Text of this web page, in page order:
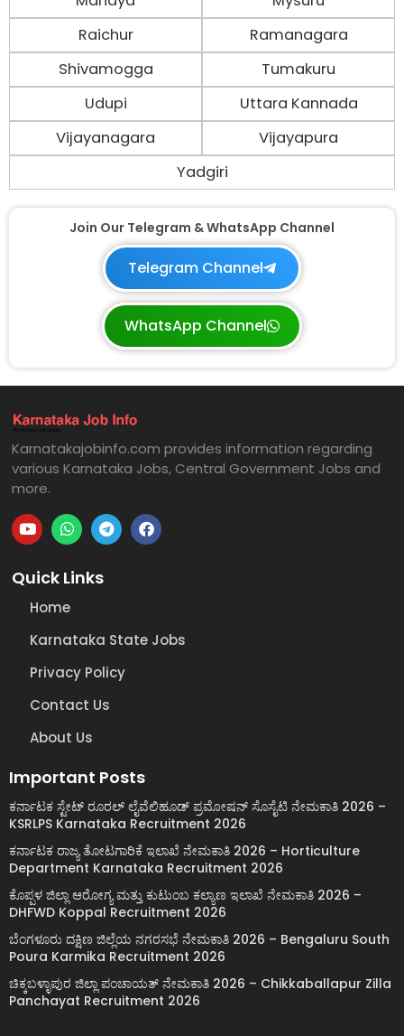
Raichur
Ramanagara
Shivamogga
Tumakuru
Udupi
Uttara Kannada
Vijayanagara
Vijayapura
Yadgiri
Join Our Telegram & WhatsApp Channel
Telegram Channel
WhatsApp Channel
Karnatakajobinfo.com provides information regarding
various Karnataka Jobs, Central Government Jobs and
more.
Quick Links
Home
Karnataka State Jobs
Privacy Policy
Contact Us
About Us
Important Posts
ಕರ್ನಾಟಕ ಸ್ಟೇಟ್ ರೂರಲ್ ಲೈವೆಲಿಹೂಡ್ ಪ್ರಮೋಷನ್ ಸೊಸೈಟಿ ನೇಮಕಾತಿ 2026 –
KSRLPS Karnataka Recruitment 2026
ಕರ್ನಾಟಕ ರಾಜ್ಯ ತೋಟಗಾರಿಕೆ ಇಲಾಖೆ ನೇಮಕಾತಿ 2026 – Horticulture
Department Karnataka Recruitment 2026
ಕೊಪ್ಪಳ ಜಿಲ್ಲಾ ಆರೋಗ್ಯ ಮತ್ತು ಕುಟುಂಬ ಕಲ್ಯಾಣ ಇಲಾಖೆ ನೇಮಕಾತಿ 2026 –
DHFWD Koppal Recruitment 2026
ಬೆಂಗಳೂರು ದಕ್ಷಿಣ ಜಿಲ್ಲೆಯ ನಗರಸಭೆ ನೇಮಕಾತಿ 2026 – Bengaluru South
Poura Karmika Recruitment 2026
ಚಿಕ್ಕಬಳ್ಳಾಪುರ ಜಿಲ್ಲಾ ಪಂಚಾಯತ್ ನೇಮಕಾತಿ 2026 – Chikkaballapur Zilla
Panchayat Recruitment 2026